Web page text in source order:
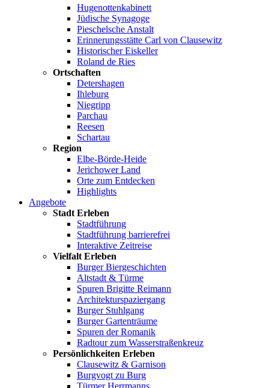
Hugenottenkabinett
Jüdische Synagoge
Pieschelsche Anstalt
Erinnerungsstätte Carl von Clausewitz
Historischer Eiskeller
Roland de Ries
Ortschaften
Detershagen
Ihleburg
Niegripp
Parchau
Reesen
Schartau
Region
Elbe-Börde-Heide
Jerichower Land
Orte zum Entdecken
Highlights
Angebote
Stadt Erleben
Stadtführung
Stadtführung barrierefrei
Interaktive Zeitreise
Vielfalt Erleben
Burger Biergeschichten
Altstadt & Türme
Spuren Brigitte Reimann
Architekturspaziergang
Burger Stuhlgang
Burger Gartenträume
Spuren der Romanik
Radtour zum Wasserstraßenkreuz
Persönlichkeiten Erleben
Clausewitz & Garnison
Burgvogt zu Burg
Türmer Herrmanns